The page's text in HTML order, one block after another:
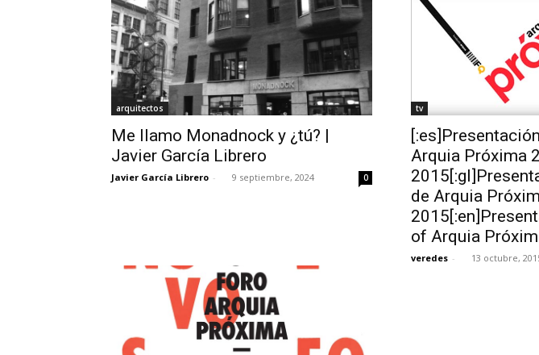
arquitectos
Me llamo Monadnock y ¿tú? |
Javier García Librero
Javier García Librero - 9 septiembre, 2024 0
tv
Arquia Próxima
de Arquia
of Arquia
veredes - 13 octubre,